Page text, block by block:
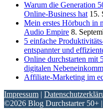
Warum die Generation
Online-Business hat 15.
Mein erstes Hörbuch in
Audio Empire 8.
5 einfache
entspannter und
Online durchstarten mit
digitalen
Affiliate-Marketing im
Impressum |
©2026 Blog Durchstarter 50+